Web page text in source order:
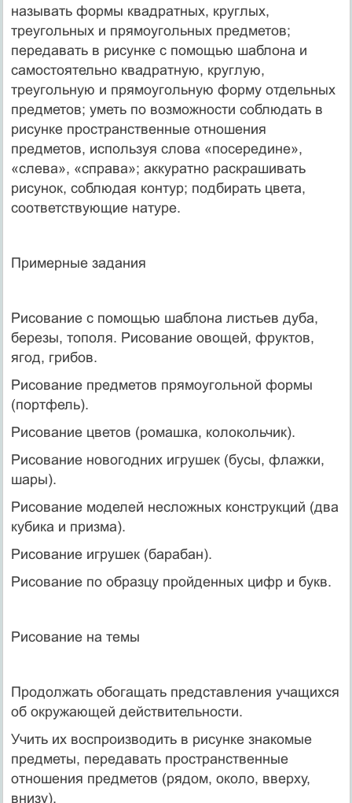
называть формы квадратных, круглых,
треугольных и прямоугольных предметов;
передавать в рисунке с помощью шаблона и
самостоятельно квадратную, круглую,
треугольную и прямоугольную форму отдельных
предметов; уметь по возможности соблюдать в
рисунке пространственные отношения
предметов, используя слова «посередине»,
«слева», «справа»; аккуратно раскрашивать
рисунок, соблюдая контур; подбирать цвета,
соответствующие натуре.
Примерные задания
Рисование с помощью шаблона листьев дуба,
березы, тополя. Рисование овощей, фруктов,
ягод, грибов.
Рисование предметов прямоугольной формы
(портфель).
Рисование цветов (ромашка, колокольчик).
Рисование новогодних игрушек (бусы, флажки,
шары).
Рисование моделей несложных конструкций (два
кубика и призма).
Рисование игрушек (барабан).
Рисование по образцу пройденных цифр и букв.
Рисование на темы
Продолжать обогащать представления учащихся
об окружающей действительности.
Учить их воспроизводить в рисунке знакомые
предметы, передавать пространственные
отношения предметов (рядом, около, вверху,
внизу).